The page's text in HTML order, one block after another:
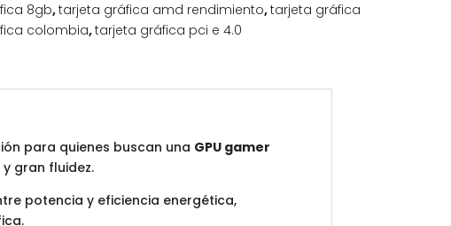
8gb,tarjeta gráfica amd rendimiento,tarjeta gráfica
colombia,tarjeta gráfica pci e 4.0
para quienes buscan una GPU gamer
gran fluidez.
potencia y eficiencia energética,